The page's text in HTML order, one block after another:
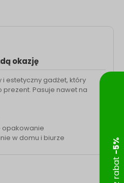
okazję
i estetyczny gadżet, który
Pasuje nawet na
opakowanie
w domu i biurze